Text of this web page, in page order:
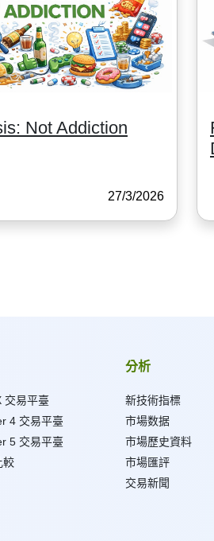
Not Addiction
27/3/2026
交易平臺
4 交易平臺
5 交易平臺
較
分析
新技術指標
市場数据
市場歷史資料
市場匯評
交易新聞